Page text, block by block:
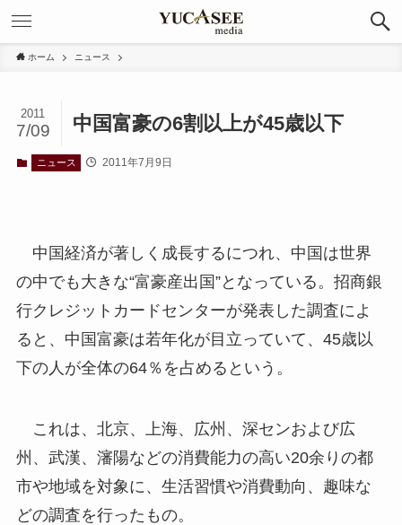
ホーム ニュース
中国富豪の6割以上が45歳以下
2011
7/09
ニュース 2011年7月9日
中国経済が著しく成長するにつれ、中国は世界
の中でも大きな“富豪産出国”となっている。招商銀
行クレジットカードセンターが発表した調査によ
ると、中国富豪は若年化が目立っていて、45歳以
下の人が全体の64％を占めるという。
これは、北京、上海、広州、深センおよび広
州、武漢、瀋陽などの消費能力の高い20余りの都
市や地域を対象に、生活習慣や消費動向、趣味な
どの調査を行ったもの。